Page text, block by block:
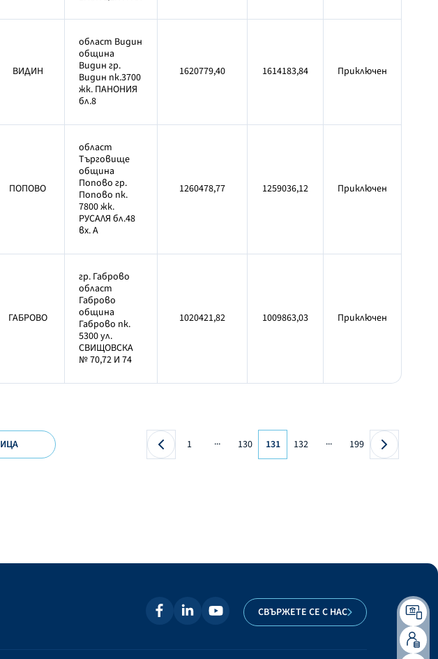
ВИДИН
област Видин
община
Видин гр.
Видин пк.3700
жк. ПАНОНИЯ
бл.8
1620779,40 1614183,84 Приключен
ПОПОВО
област
Търговище
община
Попово гр.
Попово пк.
7800 жк.
РУСАЛЯ бл.48
вх. А
1260478,77 1259036,12 Приключен
ГАБРОВО
гр. Габрово
област
Габрово
община
Габрово пк.
5300 ул.
СВИЩОВСКА
№ 70,72 И 74
1020421,82 1009863,03 Приключен
1 ... 130 131 132 ... 199
СВЪРЖЕТЕ СЕ С НАС